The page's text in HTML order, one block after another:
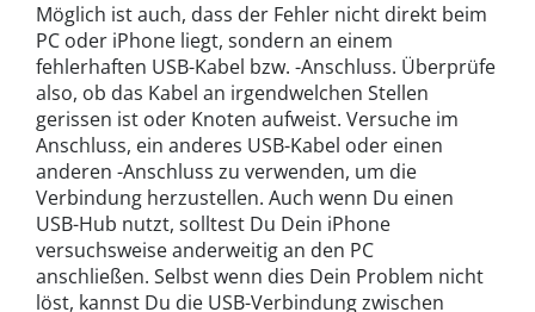
Möglich ist auch, dass der Fehler nicht direkt beim
PC oder iPhone liegt, sondern an einem
fehlerhaften USB-Kabel bzw. -Anschluss. Überprüfe
also, ob das Kabel an irgendwelchen Stellen
gerissen ist oder Knoten aufweist. Versuche im
Anschluss, ein anderes USB-Kabel oder einen
anderen -Anschluss zu verwenden, um die
Verbindung herzustellen. Auch wenn Du einen
USB-Hub nutzt, solltest Du Dein iPhone
versuchsweise anderweitig an den PC
anschließen. Selbst wenn dies Dein Problem nicht
löst, kannst Du die USB-Verbindung zwischen